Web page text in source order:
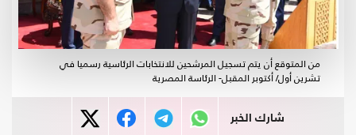
من المتوقع أن يتم تسجيل المرشحين للانتخابات الرئاسية رسميا في
تشرين أول/ أكتوبر المقبل- الرئاسة المصرية
شارك الخبر